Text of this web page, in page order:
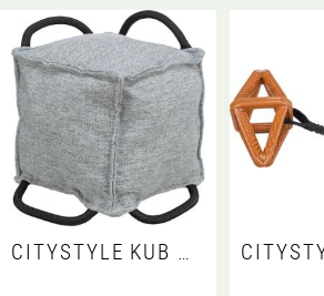
CITYSTYLE KUB MED REP, TYG/REP, ÅTERVUNNEN, 16 CM